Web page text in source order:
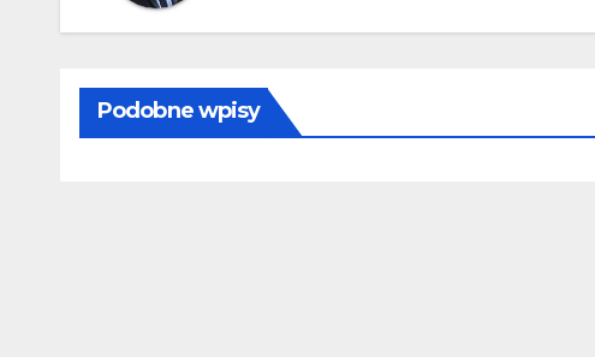
Podobne wpisy